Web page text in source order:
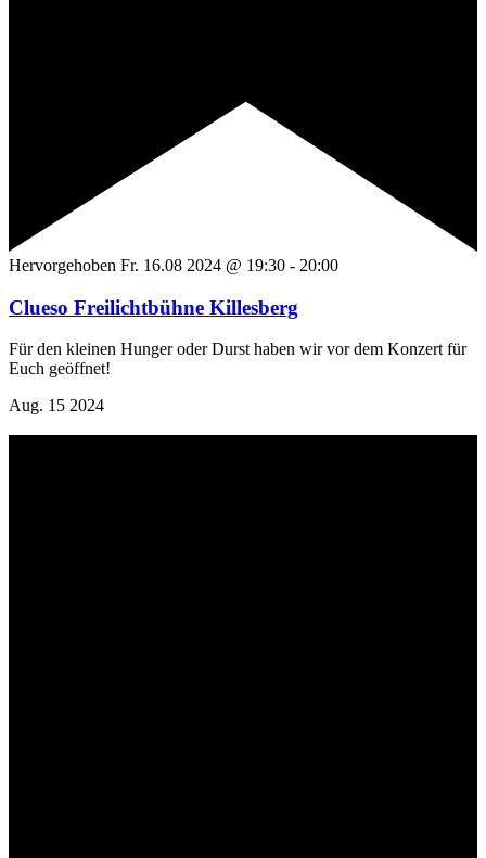
Hervorgehoben Fr. 16.08 2024 @ 19:30 - 20:00
Clueso Freilichtbühne Killesberg
Für den kleinen Hunger oder Durst haben wir vor dem Konzert für
Euch geöffnet!
Aug. 15 2024